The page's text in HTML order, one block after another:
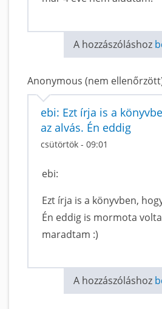
A hozzászóláshoz
Anonymous (nem
ebi: Ezt írja is a
az alvás. Én eddig
csütörtök - 09:01
ebi:
Ezt írja is a könyvben,
Én eddig is mormota
maradtam :)
A hozzászóláshoz